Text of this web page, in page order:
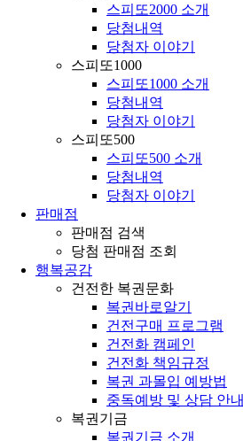
스피또2000 소개
당첨내역
당첨자 이야기
스피또1000
스피또1000 소개
당첨내역
당첨자 이야기
스피또500
스피또500 소개
당첨내역
당첨자 이야기
판매점
판매점 검색
당첨 판매점 조회
행복공감
건전한 복권문화
복권바로알기
건전구매 프로그램
건전화 캠페인
건전화 책임규정
복권 과몰입 예방법
중독예방 및 상담 안내
복권기금
복권기금 소개